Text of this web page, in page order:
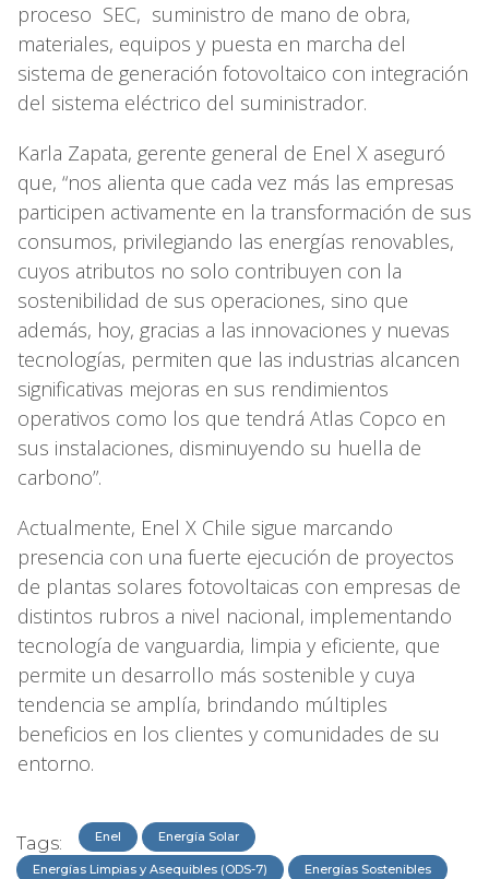
proceso SEC, suministro de mano de obra,
materiales, equipos y puesta en marcha del
sistema de generación fotovoltaico con integración
del sistema eléctrico del suministrador.
Karla Zapata, gerente general de Enel X aseguró
que, “nos alienta que cada vez más las empresas
participen activamente en la transformación de sus
consumos, privilegiando las energías renovables,
cuyos atributos no solo contribuyen con la
sostenibilidad de sus operaciones, sino que
además, hoy, gracias a las innovaciones y nuevas
tecnologías, permiten que las industrias alcancen
significativas mejoras en sus rendimientos
operativos como los que tendrá Atlas Copco en
sus instalaciones, disminuyendo su huella de
carbono”.
Actualmente, Enel X Chile sigue marcando
presencia con una fuerte ejecución de proyectos
de plantas solares fotovoltaicas con empresas de
distintos rubros a nivel nacional, implementando
tecnología de vanguardia, limpia y eficiente, que
permite un desarrollo más sostenible y cuya
tendencia se amplía, brindando múltiples
beneficios en los clientes y comunidades de su
entorno.
Tags: Enel Energía Solar
Energías Limpias y Asequibles (ODS-7) Energías Sostenibles